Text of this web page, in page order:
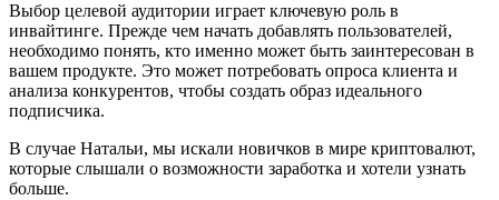
Выбор целевой аудитории играет ключевую роль в
инвайтинге. Прежде чем начать добавлять пользователей,
необходимо понять, кто именно может быть заинтересован в
вашем продукте. Это может потребовать опроса клиента и
анализа конкурентов, чтобы создать образ идеального
подписчика.
В случае Натальи, мы искали новичков в мире криптовалют,
которые слышали о возможности заработка и хотели узнать
больше.